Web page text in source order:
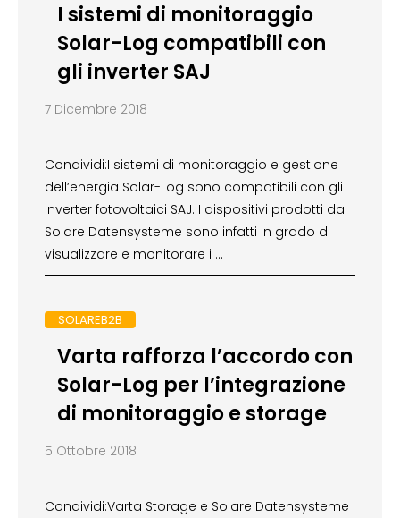
I sistemi di monitoraggio
Solar-Log compatibili con
gli inverter SAJ
7 Dicembre 2018
Condividi:I sistemi di monitoraggio e gestione
dell’energia Solar-Log sono compatibili con gli
inverter fotovoltaici SAJ. I dispositivi prodotti da
Solare Datensysteme sono infatti in grado di
visualizzare e monitorare i …
SOLAREB2B
Varta rafforza l’accordo con
Solar-Log per l’integrazione
di monitoraggio e storage
5 Ottobre 2018
Condividi:Varta Storage e Solare Datensysteme